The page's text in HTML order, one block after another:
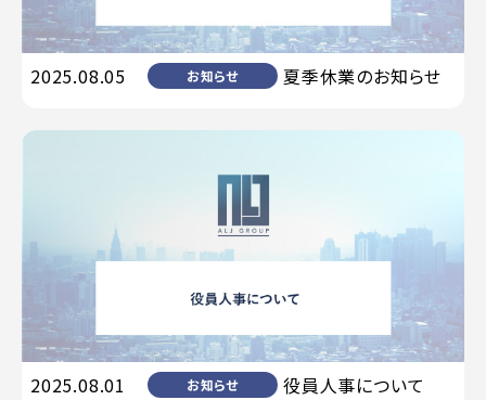
2025.08.05 お知らせ 夏季休業のお知らせ
2025.08.01 お知らせ 役員人事について